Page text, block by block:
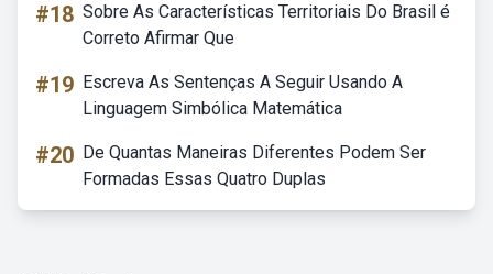
#18 Sobre As Características Territoriais Do Brasil é
Correto Afirmar Que
#19 Escreva As Sentenças A Seguir Usando A
Linguagem Simbólica Matemática
#20 De Quantas Maneiras Diferentes Podem Ser
Formadas Essas Quatro Duplas